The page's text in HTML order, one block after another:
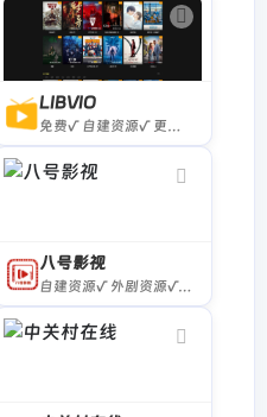
LIBVIO
免费√ 自建资源√ 更新快√
八号影视
自建资源√ 外剧资源√ 无广告√